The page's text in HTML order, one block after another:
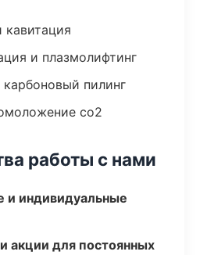
кавитация
и плазмолифтинг
карбоновый пилинг
co2
работы с нами
и индивидуальные
акции для постоянных